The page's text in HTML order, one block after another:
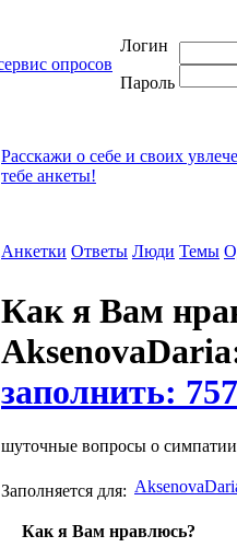
Логин
Пароль
Расскажи о себе и своих
тебе анкеты!
Анкетки Ответы Люди Темы
Как я Вам
заполнить:
шуточные вопросы о
Заполняется для:
Как я Вам нравлюсь?